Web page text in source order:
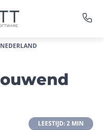
LEESTIJD: 2 MIN